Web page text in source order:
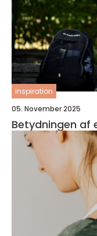
inspiration
05. November 2025
Betydningen af